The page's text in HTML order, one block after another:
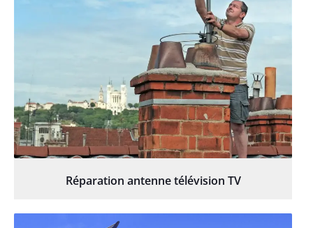
Réparation antenne télévision TV